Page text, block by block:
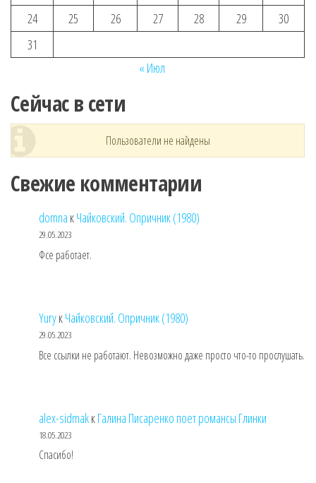
24
25 26 27 28 29
30
31
« Июл
Сейчас в сети
Пользователи не найдены
Свежие комментарии
domna кЧайковский. Опричник (1980)
29.05.2023
Фсе работает.
YuryкЧайковский. Опричник (1980)
29.05.2023
Все ссылки не работают. Невозможно даже просто что-то прослушать.
alex-sidmakкГалина Писаренко поет романсы Глинки
18.05.2023
Спасибо!